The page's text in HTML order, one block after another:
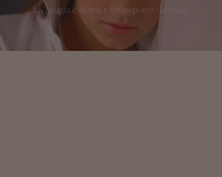
La cirugía estética y los menores de edad